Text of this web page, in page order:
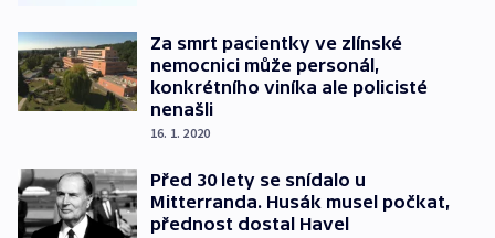
Za smrt pacientky ve zlínské
nemocnici může personál,
konkrétního viníka ale policisté
nenašli
16. 1. 2020
Před 30 lety se snídalo u
Mitterranda. Husák musel počkat,
přednost dostal Havel